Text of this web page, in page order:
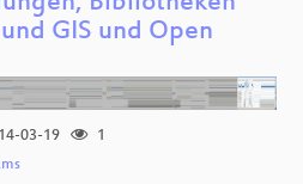
GIS und Open
03-19
1